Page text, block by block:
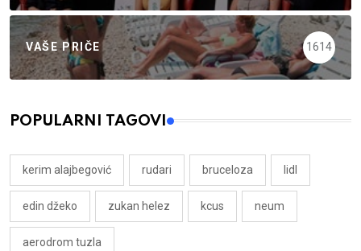
VAŠE PRIČE 1614
POPULARNI TAGOVI
kerim alajbegović rudari bruceloza lidl
edin džeko zukan helez kcus neum
aerodrom tuzla